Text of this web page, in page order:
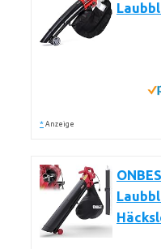
* Anzeige